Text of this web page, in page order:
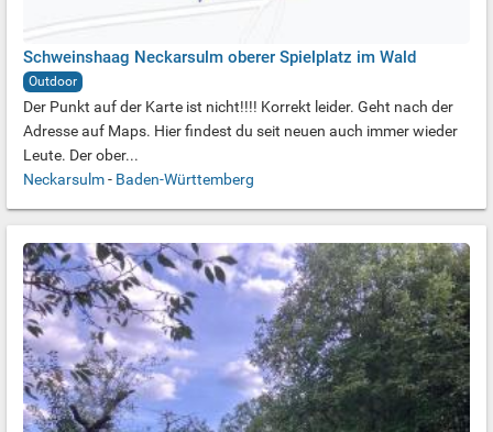
Schweinshaag Neckarsulm oberer Spielplatz im Wald
Outdoor
Der Punkt auf der Karte ist nicht!!!! Korrekt leider. Geht nach der
Adresse auf Maps. Hier findest du seit neuen auch immer wieder
Leute. Der ober...
Neckarsulm- Baden-Württemberg